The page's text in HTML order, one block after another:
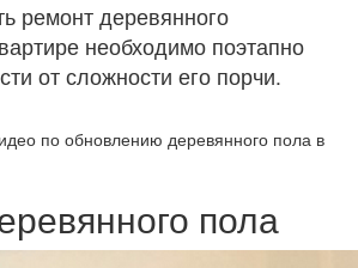
ремонт деревянного
необходимо поэтапно
от сложности его порчи.
по обновлению деревянного пола в
пола